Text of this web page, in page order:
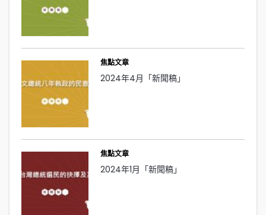
焦點文章
2024年4月「新聞稿」
焦點文章
2024年1月「新聞稿」